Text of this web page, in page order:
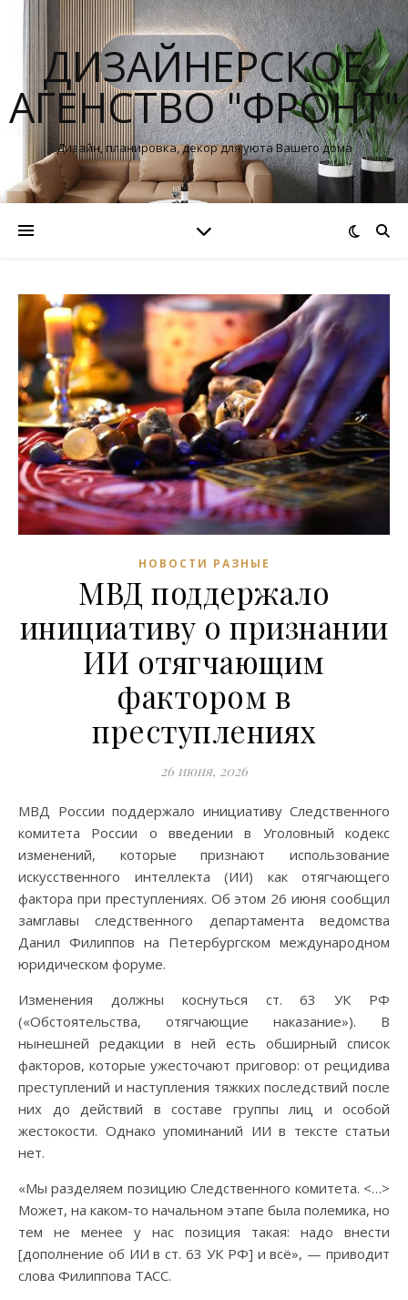
ДИЗАЙНЕРСКОЕ
АГЕНСТВО "ФРОНТ"
Дизайн, планировка, декор для уюта Вашего дома
НОВОСТИ РАЗНЫЕ
МВД поддержало
инициативу о признании
ИИ отягчающим
фактором в
преступлениях
26 июня, 2026
МВД России поддержало инициативу Следственного
комитета России о введении в Уголовный кодекс
изменений, которые признают использование
искусственного интеллекта (ИИ) как отягчающего
фактора при преступлениях. Об этом 26 июня сообщил
замглавы следственного департамента ведомства
Данил Филиппов на Петербургском международном
юридическом форуме.
Изменения должны коснуться ст. 63 УК РФ
(«Обстоятельства, отягчающие наказание»). В
нынешней редакции в ней есть обширный список
факторов, которые ужесточают приговор: от рецидива
преступлений и наступления тяжких последствий после
них до действий в составе группы лиц и особой
жестокости. Однако упоминаний ИИ в тексте статьи
нет.
«Мы разделяем позицию Следственного комитета. <…>
Может, на каком-то начальном этапе была полемика, но
тем не менее у нас позиция такая: надо внести
[дополнение об ИИ в ст. 63 УК РФ] и всё», — приводит
слова Филиппова ТАСС.